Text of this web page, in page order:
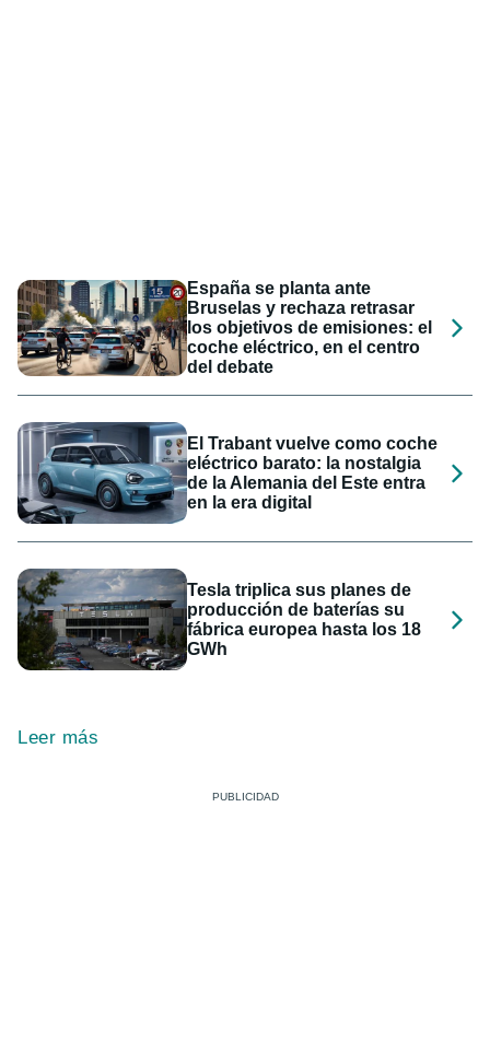
España se planta ante
Bruselas y rechaza retrasar
los objetivos de emisiones: el
coche eléctrico, en el centro
del debate
El Trabant vuelve como coche
eléctrico barato: la nostalgia
de la Alemania del Este entra
en la era digital
Tesla triplica sus planes de
producción de baterías su
fábrica europea hasta los 18
GWh
Leer más